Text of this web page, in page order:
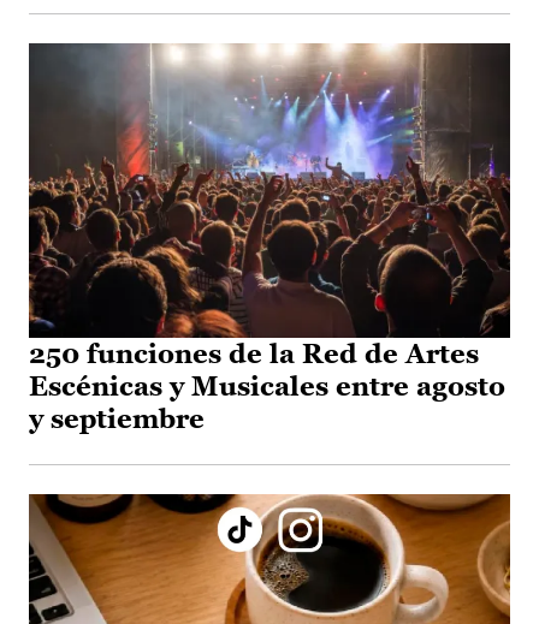
250 funciones de la Red de Artes
Escénicas y Musicales entre agosto
y septiembre